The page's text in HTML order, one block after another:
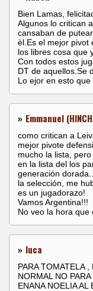
Bien Lamas,
Algunos lo critican
cansaban de
èl.Es el mejor pivot
los libres cosa que
Con todos estos
DT de aquellos.Se
Lo ejor en esto
» Emmanuel
como critican a
mejor pivote
mucho la lista,
en la lista del los
generación
la selección, me
es un jugadorazo!
Vamos Argentina!!!
No veo la hora que
» luca
PARA TOMATELA
NORMAL NO
ENANA NOELIA AL